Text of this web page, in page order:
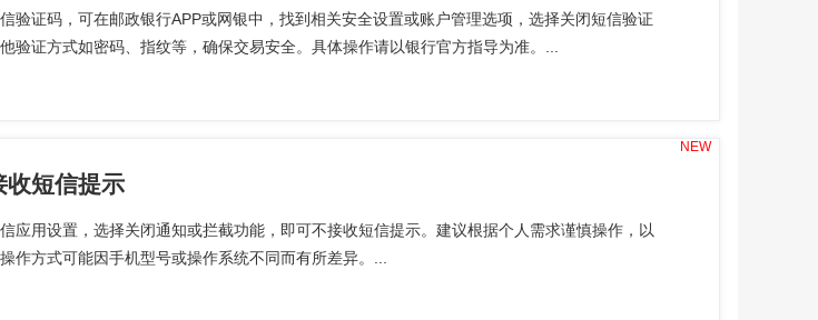
验证码，可在邮政银行APP或网银中，找到相关安全设置或账户管理选项，选择关闭短信验证
验证方式如密码、指纹等，确保交易安全。具体操作请以银行官方指导为准。...
收短信提示
应用设置，选择关闭通知或拦截功能，即可不接收短信提示。建议根据个人需求谨慎操作，以
作方式可能因手机型号或操作系统不同而有所差异。...
NEW